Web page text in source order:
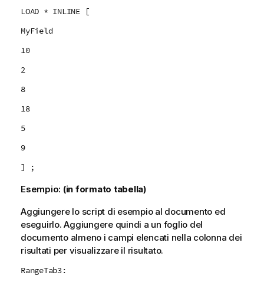
LOAD * INLINE [
MyField
10
2
8
18
5
9
] ;
Esempio: (in formato tabella)
Aggiungere lo script di esempio al documento ed
eseguirlo. Aggiungere quindi a un foglio del
documento almeno i campi elencati nella colonna dei
risultati per visualizzare il risultato.
RangeTab3: